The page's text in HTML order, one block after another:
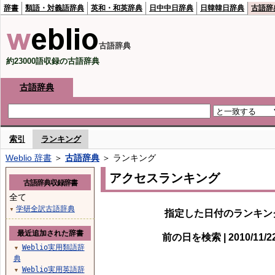
辞書 類語・対義語辞典 英和・和英辞典 日中中日辞典 日韓韓日辞典 古語辞
古語辞典
約23000語収録の古語辞典
古語辞典
索引 ランキング
Weblio 辞書 ＞ 古語辞典 ＞ ランキング
アクセスランキング
指定した日付のランキ
前の日を検索 | 2010/11/
古語辞典収録辞書
全て
▼ 学研全訳古語辞典
最近追加された辞書
▼
Weblio実用類語辞
典
▼ Weblio実用英語辞